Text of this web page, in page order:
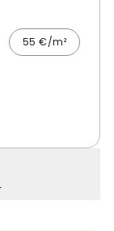
55 €/m²